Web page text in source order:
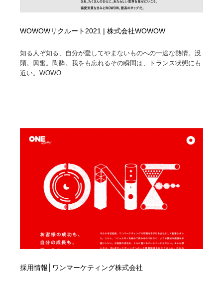
WOWOWリクルート2021 | 株式会社WOWOW
知る人ぞ知る、自分が愛してやまないものへの一途な熱情。没
頭。興奮。陶酔。我をも忘れるその瞬間は、トランス状態にも
近い。WOWO...
採用情報│ワンマーケティング株式会社